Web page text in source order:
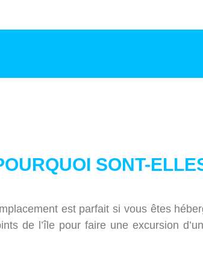
SONT-
est parfait si vous êtes
de l’île pour faire une excursion